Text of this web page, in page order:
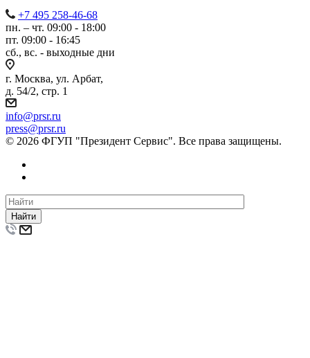
+7 495 258-46-68
пн. – чт. 09:00 - 18:00
пт. 09:00 - 16:45
сб., вс. - выходные дни
г. Москва, ул. Арбат,
д. 54/2, стр. 1
info@prsr.ru
press@prsr.ru
© 2026 ФГУП "Президент Сервис". Все права защищены.
Найти